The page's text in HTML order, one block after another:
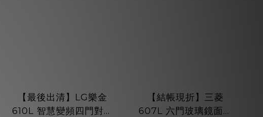
【最後出清】LG樂金
610L 智慧變頻四門對開
【結帳現折】三菱
607L 六門玻璃鏡面電